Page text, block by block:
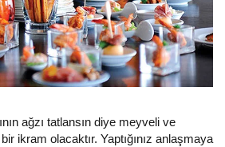
ağzı tatlansın diye meyveli ve
ikram olacaktır. Yaptığınız anlaşmaya